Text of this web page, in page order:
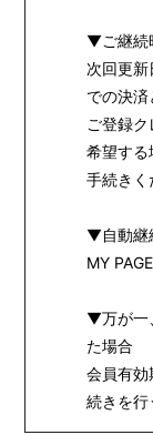
▼ご継続
次回更
での決済
ご登録
希望す
手続きく
▼自動継
MY
▼万が一
た場合
会員有効
続きを行